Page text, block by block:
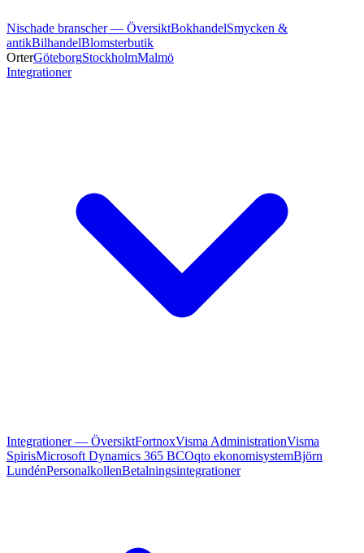
Nischade branscher — ÖversiktBokhandelSmycken &
antikBilhandelBlomsterbutik
OrterGöteborgStockholmMalmö
Integrationer
Integrationer — ÖversiktFortnoxVisma AdministrationVisma
SpirisMicrosoft Dynamics 365 BCOqto ekonomisystemBjörn
LundénPersonalkollenBetalningsintegrationer